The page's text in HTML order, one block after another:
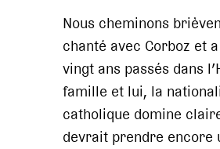
Nous cheminons
chanté avec Corboz et
vingt ans passés dans
famille et lui, la
catholique domine
devrait prendre encore